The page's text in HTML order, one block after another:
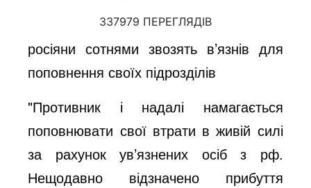
337979 ПЕРЕГЛЯДІВ
росіяни сотнями звозять в’язнів для
поповнення своїх підрозділів
"Противник і надалі намагається
поповнювати свої втрати в живій силі
за рахунок ув’язнених осіб з рф.
Нещодавно відзначено прибуття